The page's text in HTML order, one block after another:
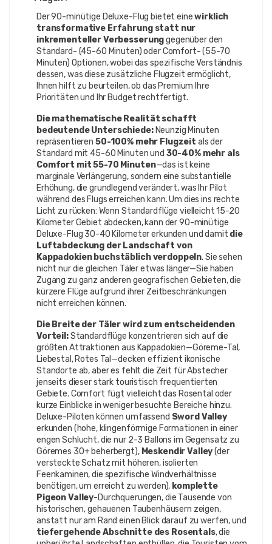
FE
Deluxe Heißluftballonflug – Kappadokien
Wir haben dies zu unserem 10. Jubiläum gemacht und
meine Frau war fasziniert von den atemberaubenden
Ausblicken auf die zauberhaften Landschaften
Kappadokiens. Sie spricht immer noch Wochen später
darüber.
Der 90-minütige Deluxe-Flug bietet einewirklich
transformative Erfahrung statt nur
inkrementeller Verbesserunggegenüber den
Standard- (45-60 Minuten) oder Comfort- (55-70
Minuten) Optionen, wobei das spezifische Verständnis
dessen, was diese zusätzliche Flugzeit ermöglicht,
Ihnen hilft zu beurteilen, ob das Premium Ihre
Prioritäten und Ihr Budget rechtfertigt.
Die mathematische Realität schafft
bedeutende Unterschiede:Neunzig Minuten
repräsentieren 50-100% mehr Flugzeit als der
Standard mit 45-60 Minuten und 30-40% mehr als
Comfort mit 55-70 Minuten—das ist keine
marginale Verlängerung, sondern eine substantielle
Erhöhung, die grundlegend verändert, was Ihr Pilot
während des Flugs erreichen kann. Um dies ins rechte
Licht zu rücken: Wenn Standardflüge vielleicht 15-20
Kilometer Gebiet abdecken, kann der 90-minütige
Deluxe-Flug 30-40 Kilometer erkunden und damit die
Luftabdeckung der Landschaft von
Kappadokien buchstäblich verdoppeln. Sie sehen
nicht nur die gleichen Täler etwas länger—Sie haben
Zugang zu ganz anderen geografischen Gebieten, die
kürzere Flüge aufgrund ihrer Zeitbeschränkungen
nicht erreichen können.
Die Breite der Täler wird zum entscheidenden
Vorteil:Standardflüge konzentrieren sich auf die
größten Attraktionen aus Kappadokien—Göreme-Tal,
Liebestal, Rotes Tal—decken effizient ikonische
Standorte ab, aber es fehlt die Zeit für Abstecher
jenseits dieser stark touristisch frequentierten
Gebiete. Comfort fügt vielleicht das Rosental oder
kurze Einblicke in weniger besuchte Bereiche hinzu.
Deluxe-Piloten können umfassend Sword Valley
erkunden (hohe, klingenförmige Formationen in einer
engen Schlucht, die nur 2-3 Ballons im Gegensatz zu
Göremes 30+ beherbergt), Meskendir Valley(der
versteckte Schatz mit höheren, isolierten
Feenkaminen, die spezifische Windverhältnisse
benötigen, um erreicht zu werden), komplette
Pigeon Valley-Durchquerungen, die Tausende von
historischen, gehauenen Taubenhäusern zeigen,
anstatt nur am Rand einen Blick darauf zu werfen, und
tiefergehende Abschnitte des Rosentals, die